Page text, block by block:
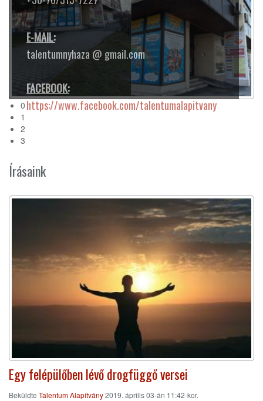
0
1
2
3
Írásaink
Egy felépülőben lévő drogfüggő versei
Beküldte Talentum Alapítvány2019. április 03-án 11:42-kor.